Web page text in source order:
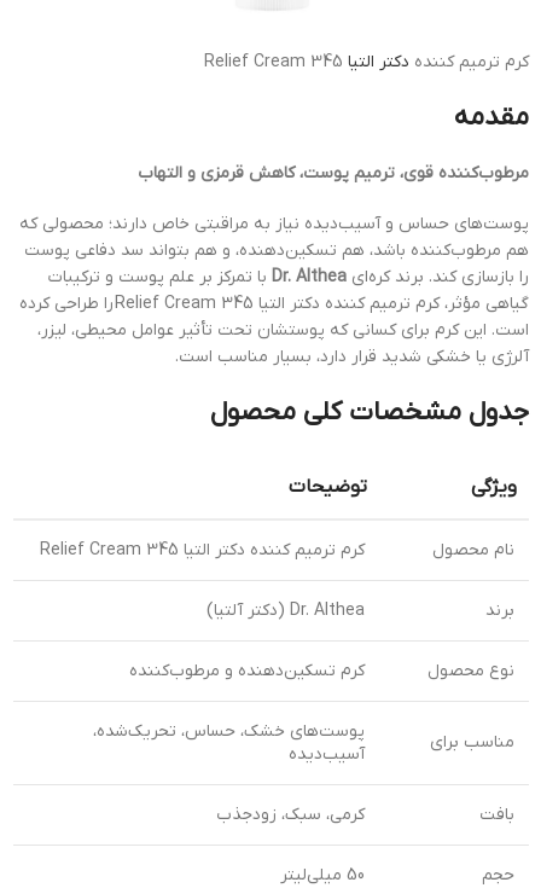
کرم ترمیم کننده دکتر التیا
مقدمه
مرطوب‌کننده قوی، ترمیم پوست، کاهش قرمزی و التهاب
پوست‌های حساس و آسیب‌دیده نیاز به مراقبتی خاص دارند؛ محصولی که
هم مرطوب‌کننده باشد، هم تسکین‌دهنده، و هم بتواند سد دفاعی پوست
را بازسازی کند. برند کره‌ای Dr. Althea با تمرکز بر علم پوست و ترکیبات
گیاهی مؤثر، کرم ترمیم کننده دکتر التیا 345 Relief Cream را طراحی کرده
است. این کرم برای کسانی که پوستشان تحت تأثیر عوامل محیطی، لیزر،
آلرژی یا خشکی شدید قرار دارد، بسیار مناسب است.
جدول مشخصات کلی محصول
ویژگی توضیحات
نام محصول کرم ترمیم کننده دکتر التیا 345 Relief Cream
برند Dr. Althea (دکتر آلتیا)
نوع محصول کرم تسکین‌دهنده و مرطوب‌کننده
مناسب برای
پوست‌های خشک، حساس، تحریک‌شده،
آسیب‌دیده
بافت کرمی، سبک، زودجذب
حجم 50 میلی‌لیتر